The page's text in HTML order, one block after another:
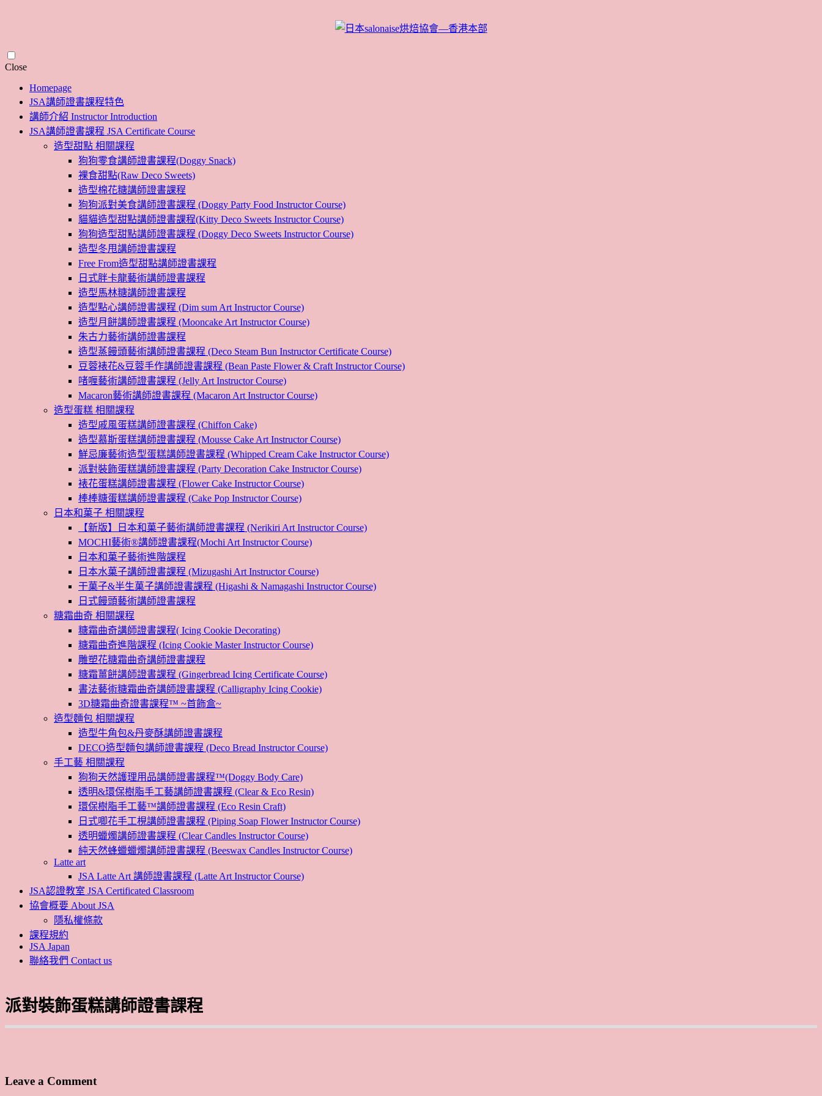
CloseSkip
content
Homepage
JSA講師證書課程特色
講師介紹 Instructor Introduction
JSA講師證書課程 JSA Certificate Course
造型甜點 相關課程
狗狗零食講師證書課程(Doggy Snack)
裸食甜點(Raw Deco Sweets)
造型棉花糖講師證書課程
狗狗派對美食講師證書課程 (Doggy Party Food Instructor Course)
貓貓造型甜點講師證書課程(Kitty Deco Sweets Instructor Course)
狗狗造型甜點講師證書課程 (Doggy Deco Sweets Instructor Course)
造型冬甩講師證書課程
Free From造型甜點講師證書課程
日式胖卡龍藝術講師證書課程
造型馬林糖講師證書課程
造型點心講師證書課程 (Dim sum Art Instructor Course)
造型月餅講師證書課程 (Mooncake Art Instructor Course)
朱古力藝術講師證書課程
造型蒸饅頭藝術講師證書課程 (Deco Steam Bun Instructor Certificate Course)
豆蓉裱花&豆蓉手作講師證書課程 (Bean Paste Flower & Craft Instructor Course)
啫喱藝術講師證書課程 (Jelly Art Instructor Course)
Macaron藝術講師證書課程 (Macaron Art Instructor Course)
造型蛋糕 相關課程
造型戚風蛋糕講師證書課程 (Chiffon Cake)
造型慕斯蛋糕講師證書課程 (Mousse Cake Art Instructor Course)
鮮忌廉藝術造型蛋糕講師證書課程 (Whipped Cream Cake Instructor Course)
派對裝飾蛋糕講師證書課程 (Party Decoration Cake Instructor Course)
裱花蛋糕講師證書課程 (Flower Cake Instructor Course)
棒棒糖蛋糕講師證書課程 (Cake Pop Instructor Course)
日本和菓子 相關課程
【新版】日本和菓子藝術講師證書課程 (Nerikiri Art Instructor Course)
MOCHI藝術®講師證書課程(Mochi Art Instructor Course)
日本和菓子藝術進階課程
日本水菓子講師證書課程 (Mizugashi Art Instructor Course)
干菓子&半生菓子講師證書課程 (Higashi & Namagashi Instructor Course)
日式饅頭藝術講師證書課程
糖霜曲奇 相關課程
糖霜曲奇講師證書課程( Icing Cookie Decorating)
糖霜曲奇進階課程 (Icing Cookie Master Instructor Course)
雕塑花糖霜曲奇講師證書課程
糖霜薑餅講師證書課程 (Gingerbread Icing Certificate Course)
書法藝術糖霜曲奇講師證書課程 (Calligraphy Icing Cookie)
3D糖霜曲奇證書課程™ ~首飾盒~
造型麵包 相關課程
造型牛角包&丹麥酥講師證書課程
DECO造型麵包講師證書課程 (Deco Bread Instructor Course)
手工藝 相關課程
狗狗天然護理用品講師證書課程™(Doggy Body Care)
透明&環保樹脂手工藝講師證書課程 (Clear & Eco Resin)
環保樹脂手工藝™講師證書課程 (Eco Resin Craft)
日式唧花手工梘講師證書課程 (Piping Soap Flower Instructor Course)
透明蠟燭講師證書課程 (Clear Candles Instructor Course)
純天然蜂蠟蠟燭講師證書課程 (Beeswax Candles Instructor Course)
Latte art
JSA Latte Art 講師證書課程 (Latte Art Instructor Course)
JSA認證教室 JSA Certificated Classroom
協會概要 About JSA
隱私權條款
課程規約
JSA Japan
聯絡我們 Contact us
派對裝飾蛋糕講師證書課程
Leave a Comment